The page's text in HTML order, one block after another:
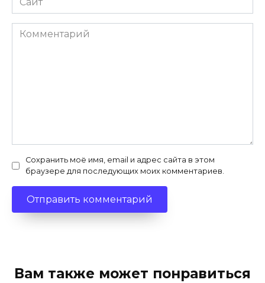
Комментарий
Сохранить моё имя, email и адрес сайта в этом
браузере для последующих моих комментариев.
Вам также может понравиться